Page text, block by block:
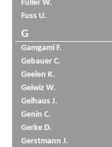
Füller W.
Fuss U.
G
Gamgami F.
Gebauer C.
Geelen K.
Geiwiz W.
Gelhaus J.
Genin C.
Gerke D.
Gerstmann J.